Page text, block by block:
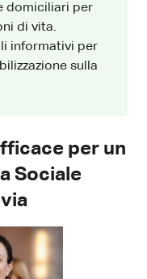
domiciliari per
di vita.
informativi per
sulla
per un
Sociale